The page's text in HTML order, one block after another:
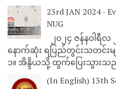
23rd JAN 2024 -
NUG
၂၀၂၄ ဇန်နဝါရီ
နောက်ဆုံး ရပြည်တွင်းသတင်းမျ
၁။ အိန္ဒိယသို့ ထွက်ပြေးသွား
(In English) 13th